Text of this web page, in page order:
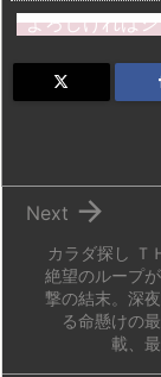
st
o
d
よろしければ
カラダ探し Ｔ
絶望のループ
撃の結末。深
る命懸けの
載、

Next